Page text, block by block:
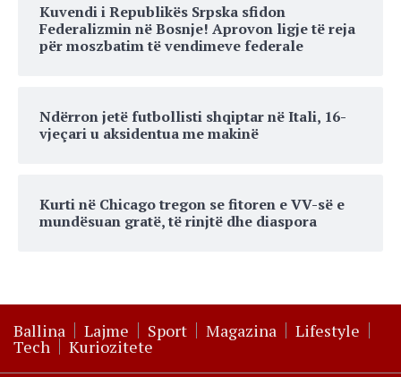
Kuvendi i Republikës Srpska sfidon
Federalizmin në Bosnje! Aprovon ligje të reja
për moszbatim të vendimeve federale
Ndërron jetë futbollisti shqiptar në Itali, 16-
vjeçari u aksidentua me makinë
Kurti në Chicago tregon se fitoren e VV-së e
mundësuan gratë, të rinjtë dhe diaspora
Ballina Lajme Sport Magazina Lifestyle
Tech Kuriozitete